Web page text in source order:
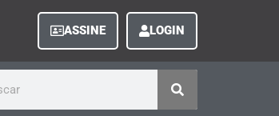
ASSINE LOGIN